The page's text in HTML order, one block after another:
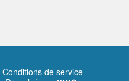
Conditions de service